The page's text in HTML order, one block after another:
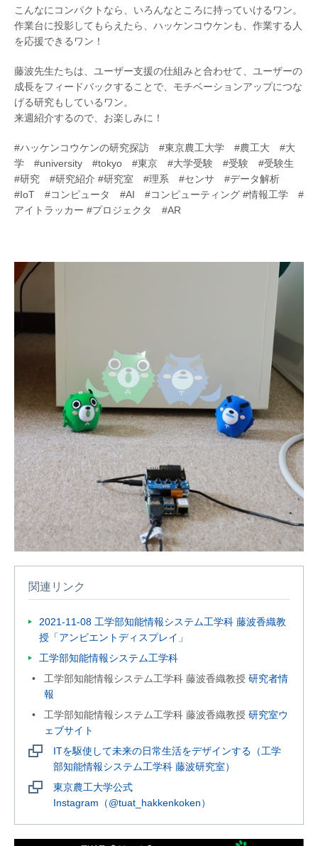
こんなにコンパクトなら、いろんなところに持っていけるワン。
作業台に投影してもらえたら、ハッケンコウケンも、作業する人
を応援できるワン！
藤波先生たちは、ユーザー支援の仕組みと合わせて、ユーザーの
成長をフィードバックすることで、モチベーションアップにつな
げる研究もしているワン。
来週紹介するので、お楽しみに！
#ハッケンコウケンの研究探訪 #東京農工大学 #農工大 #大
学 #university #tokyo #東京 #大学受験 #受験 #受験生
#研究 #研究紹介 #研究室 #理系 #センサ #データ解析
#IoT #コンピュータ #AI #コンピューティング #情報工学 #
アイトラッカー #プロジェクタ #AR
関連リンク
2021-11-08 工学部知能情報システム工学科 藤波香織教
授「アンビエントディスプレイ」
工学部知能情報システム工学科
工学部知能情報システム工学科 藤波香織教授研究者情
報
工学部知能情報システム工学科 藤波香織教授研究室ウ
ェブサイト
ITを駆使して未来の日常生活をデザインする（工学
部知能情報システム工学科 藤波研究室）
東京農工大学公式
Instagram（@tuat_hakkenkoken）